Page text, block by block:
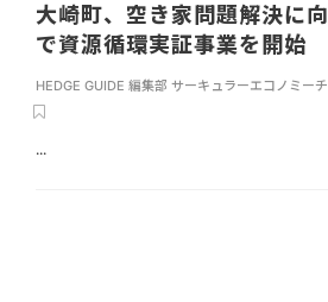
大崎町、空き家問題解決に
で資源循環実証事業を開始
HEDGE GUIDE 編集部 サーキュラーエコノミー
...